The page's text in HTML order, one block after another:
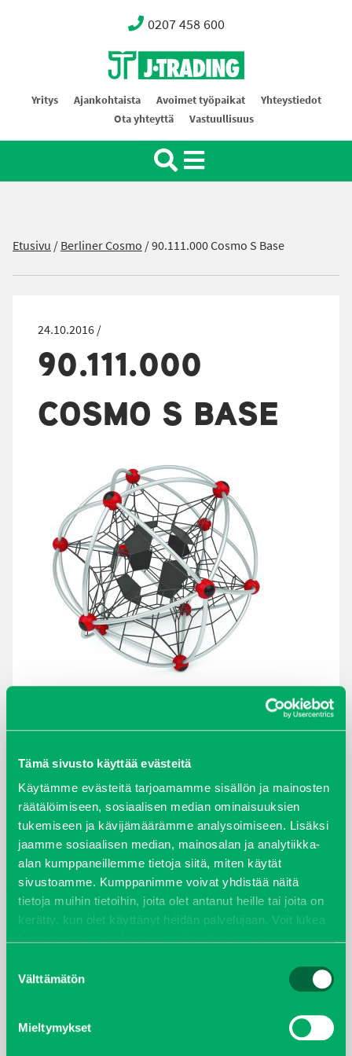
Tämä sivusto käyttää evästeitä
Käytämme evästeitä tarjoamamme sisällön ja mainosten
räätälöimiseen, sosiaalisen median ominaisuuksien
tukemiseen ja kävijämäärämme analysoimiseen. Lisäksi
jaamme sosiaalisen median, mainosalan ja analytiikka-
alan kumppaneillemme tietoja siitä, miten käytät
sivustoamme. Kumppanimme voivat yhdistää näitä
tietoja muihin tietoihin, joita olet antanut heille tai joita on
kerätty, kun olet käyttänyt heidän palvelujaan. Voit lukea
valinta
Välttämätön
Mieltymykset
0207 458 600
Oy J-Trading Ab
Yritys Ajankohtaista Avoimet työpaikat
Yhteystiedot
Ota yhteyttä
Vastuullisuus
Etusivu /Berliner Cosmo /90.111.000 Cosmo S Base
24.10.2016 /
90.111.000
COSMO S BASE
ARKISTOT
maaliskuu 2026
elokuu 2024
syyskuu 2023
joulukuu 2022
huhtikuu 2022
helmikuu 2022